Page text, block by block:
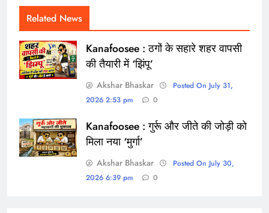
Related News
Kanafoosee : ठगों के सहारे शहर वापसी
की तैयारी में ‘झिंपू’
Akshar Bhaskar
Posted On July 31,
2026 2:53 pm
0
Kanafoosee : गुर्रू और जीते की जोड़ी को
मिला नया ‘मुर्गा’
Akshar Bhaskar
Posted On July 30,
2026 6:39 pm
0